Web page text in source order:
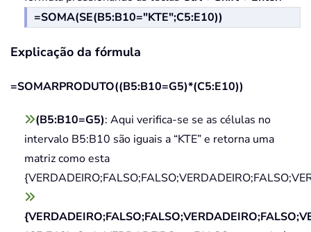
=SOMA(SE(B5:B10="KTE";C5:E10))
Explicação da fórmula
=SOMARPRODUTO((B5:B10=G5)*(C5:E10))
(B5:B10=G5): Aqui verifica-se se as células no
intervalo B5:B10 são iguais a “KTE” e retorna uma
matriz como esta